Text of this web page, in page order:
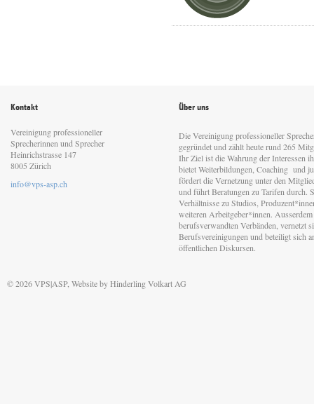
Kontakt
Vereinigung professioneller
Sprecherinnen und Sprecher
Heinrichstrasse 147
8005 Zürich
info@vps-asp.ch
Über uns
Die Vereinigung professioneller
gegründet und zählt heute rund 265
Ihr Ziel ist die Wahrung der Interessen
bietet Weiterbildungen, Coaching und
fördert die Vernetzung unter den
und führt Beratungen zu Tarifen durch.
Verhältnisse zu Studios,
weiteren Arbeitgeber*innen.
berufsverwandten Verbänden, vernetzt
Berufsvereinigungen und beteiligt sich
öffentlichen Diskursen.
© 2026 VPS|ASP, Website byHinderling Volkart AG